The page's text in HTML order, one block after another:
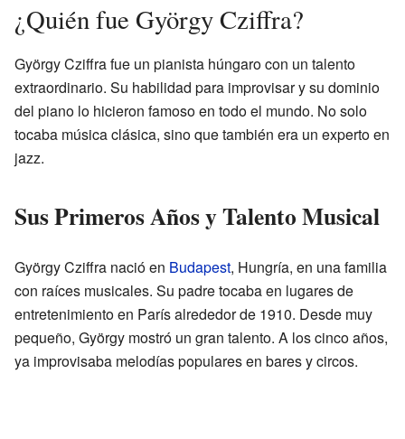
¿Quién fue György Cziffra?
György Cziffra fue un pianista húngaro con un talento
extraordinario. Su habilidad para improvisar y su dominio
del piano lo hicieron famoso en todo el mundo. No solo
tocaba música clásica, sino que también era un experto en
jazz.
Sus Primeros Años y Talento Musical
György Cziffra nació en Budapest, Hungría, en una familia
con raíces musicales. Su padre tocaba en lugares de
entretenimiento en París alrededor de 1910. Desde muy
pequeño, György mostró un gran talento. A los cinco años,
ya improvisaba melodías populares en bares y circos.